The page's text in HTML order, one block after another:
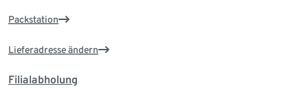
Packstation
Lieferadresse ändern
Filialabholung